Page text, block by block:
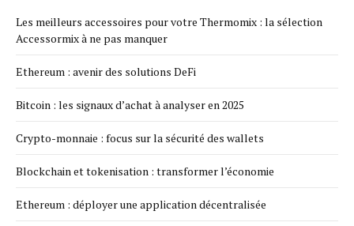
Les meilleurs accessoires pour votre Thermomix : la sélection
Accessormix à ne pas manquer
Ethereum : avenir des solutions DeFi
Bitcoin : les signaux d’achat à analyser en 2025
Crypto-monnaie : focus sur la sécurité des wallets
Blockchain et tokenisation : transformer l’économie
Ethereum : déployer une application décentralisée